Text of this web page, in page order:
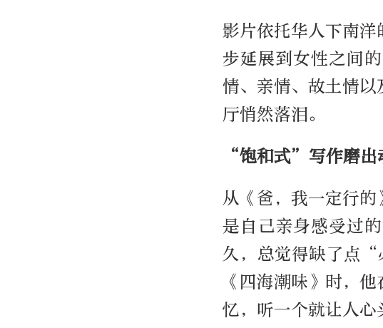
影片依托华人下南
步延展到女性之间
情、亲情、故土情
厅悄然落泪。
“饱和式”写作磨出
从《爸，我一定行
是自己亲身感受过
久，总觉得缺了点
《四海潮味》时，
忆，听一个就让人